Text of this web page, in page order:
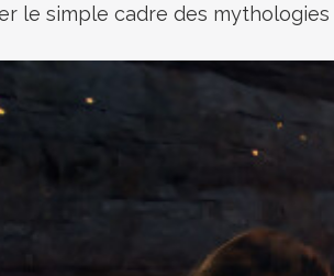
le simple cadre des